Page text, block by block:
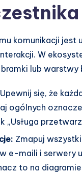
komunikacji jest
W
lub warstwy
Upewnij się, że
ogólnych
„Usługa
Zmapuj
e-maili i serwery
to na